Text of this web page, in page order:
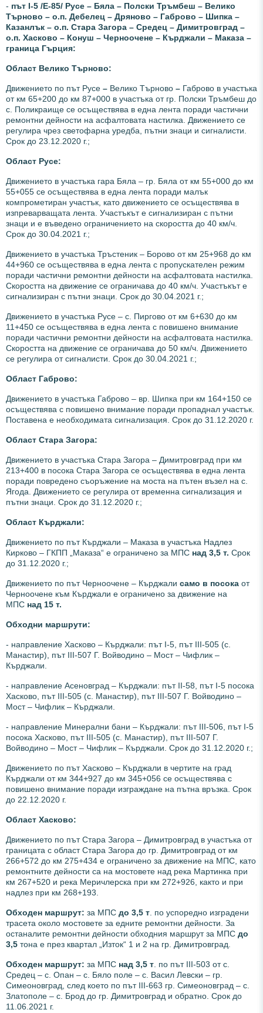
- път І-5 /Е-85/ Русе – Бяла – Полски Тръмбеш – Велико
Търново – о.п. Дебелец – Дряново – Габрово – Шипка –
Казанлък – о.п. Стара Загора – Средец – Димитровград –
о.п. Хасково – Конуш – Черноочене – Кърджали – Маказа –
граница Гърция:
Област Велико Търново:
Движението по път Русе – Велико Търново – Габрово в участъка
от км 65+200 до км 87+000 в участъка от гр. Полски Тръмбеш до
с. Поликраище се осъществява в една лента поради частични
ремонтни дейности на асфалтовата настилка. Движението се
регулира чрез светофарна уредба, пътни знаци и сигналисти.
Срок до 23.12.2020 г.;
Област Русе:
Движението в участъка гара Бяла – гр. Бяла от км 55+000 до км
55+055 се осъществява в една лента поради малък
компрометиран участък, като движението се осъществява в
изпреварващата лента. Участъкът е сигнализиран с пътни
знаци и е въведено ограничението на скоростта до 40 км/ч.
Срок до 30.04.2021 г.;
Движението в участъка Тръстеник – Борово от км 25+968 до км
44+960 се осъществява в една лента с пропускателен режим
поради частични ремонтни дейности на асфалтовата настилка.
Скоростта на движение се ограничава до 40 км/ч. Участъкът е
сигнализиран с пътни знаци. Срок до 30.04.2021 г.;
Движението в участъка Русе – с. Пиргово от км 6+630 до км
11+450 се осъществява в една лента с повишено внимание
поради частични ремонтни дейности на асфалтовата настилка.
Скоростта на движение се ограничава до 50 км/ч. Движението
се регулира от сигналисти. Срок до 30.04.2021 г.;
Област Габрово:
Движението в участъка Габрово – вр. Шипка при км 164+150 се
осъществява с повишено внимание поради пропаднал участък.
Поставена е необходимата сигнализация. Срок до 31.12.2020 г.
Област Стара Загора:
Движението в участъка Стара Загора – Димитровград при км
213+400 в посока Стара Загора се осъществява в една лента
поради повредено съоръжение на моста на пътен възел на с.
Ягода. Движението се регулира от временна сигнализация и
пътни знаци. Срок до 31.12.2020 г.;
Област Кърджали:
Движението по път Кърджали – Маказа в участъка Надлез
Кирково – ГКПП „Маказа“ е ограничено за МПС над 3,5 т. Срок
до 31.12.2020 г.;
Движението по път Черноочене – Кърджали само в посока от
Черноочене към Кърджали е ограничено за движение на
МПС над 15 т.
Обходни маршрути:
- направление Хасково – Кърджали: път І-5, път ІІІ-505 (с.
Манастир), път ІІІ-507 Г. Войводино – Мост – Чифлик –
Кърджали.
- направление Асеновград – Кърджали: път ІІ-58, път І-5 посока
Хасково, път ІІІ-505 (с. Манастир), път ІІІ-507 Г. Войводино –
Мост – Чифлик – Кърджали.
- направление Минерални бани – Кърджали: път ІІІ-506, път І-5
посока Хасково, път ІІІ-505 (с. Манастир), път ІІІ-507 Г.
Войводино – Мост – Чифлик – Кърджали. Срок до 31.12.2020 г.;
Движението по път Хасково – Кърджали в чертите на град
Кърджали от км 344+927 до км 345+056 се осъществява с
повишено внимание поради изграждане на пътна връзка. Срок
до 22.12.2020 г.
Област Хасково:
Движението по път Стара Загора – Димитровград в участъка от
границата с област Стара Загора до гр. Димитровград от км
266+572 до км 275+434 е ограничено за движение на МПС, като
ремонтните дейности са на мостовете над река Мартинка при
км 267+520 и река Меричлерска при км 272+926, както и при
надлез при км 268+193.
Обходен маршрут: за МПС до 3,5 т . по успоредно изградени
трасета около мостовете за едните ремонтни дейности. За
останалите ремонтни дейности обходния маршрут за МПС до
3,5 тона е през квартал „Изток“ 1 и 2 на гр. Димитровград.
Обходен маршрут: за МПС над 3,5 т . по път III-503 от с.
Средец – с. Опан – с. Бяло поле – с. Васил Левски – гр.
Симеоновград, след което по път III-663 гр. Симеоновград – с.
Златополе – с. Брод до гр. Димитровград и обратно. Срок до
11.06.2021 г.